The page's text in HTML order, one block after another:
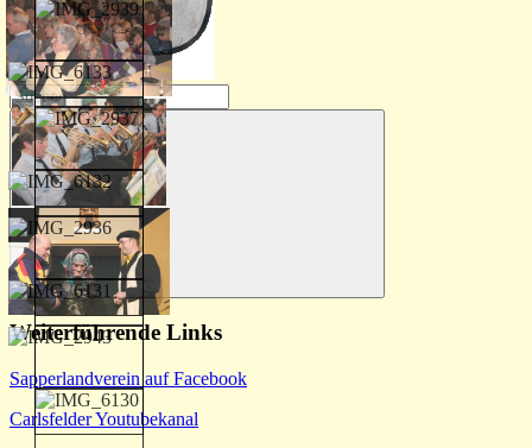
Suchen
nach:
Suchen
Weiterführende Links
Sapperlandverein auf Facebook
Carlsfelder Youtubekanal